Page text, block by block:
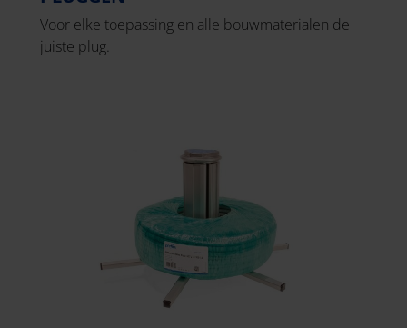
Voor elke toepassing en alle bouwmaterialen de
juiste plug.